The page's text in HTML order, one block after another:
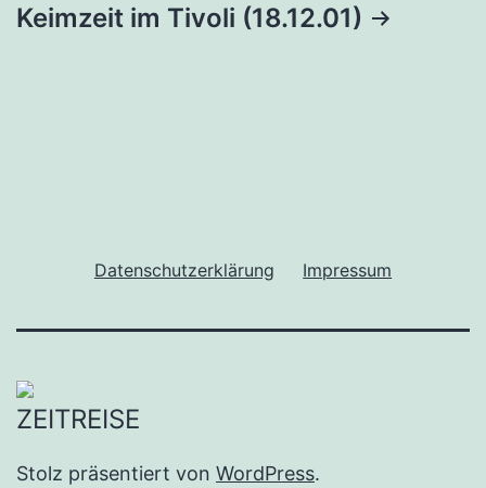
Keimzeit im Tivoli (18.12.01)
Datenschutzerklärung Impressum
Stolz präsentiert von WordPress.